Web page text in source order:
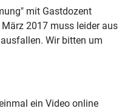
mit Gastdozent
2017 muss leider aus
Wir bitten um
ein Video online